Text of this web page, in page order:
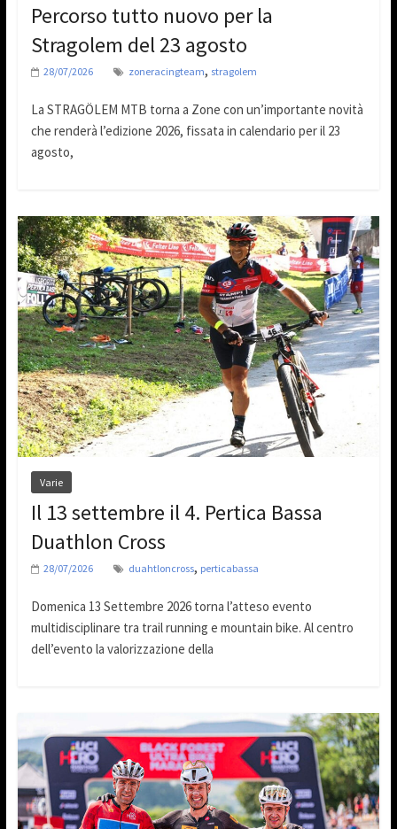
Percorso tutto nuovo per la
Stragolem del 23 agosto
28/07/2026 zoneracingteam, stragolem
La STRAGÖLEM MTB torna a Zone con un’importante novità
che renderà l’edizione 2026, fissata in calendario per il 23
agosto,
Varie
Il 13 settembre il 4. Pertica Bassa
Duathlon Cross
28/07/2026 duahtloncross, perticabassa
Domenica 13 Settembre 2026 torna l’atteso evento
multidisciplinare tra trail running e mountain bike. Al centro
dell’evento la valorizzazione della